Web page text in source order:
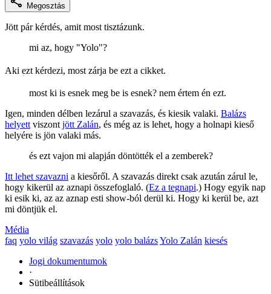
Megosztás
Jött pár kérdés, amit most tisztázunk.
mi az, hogy "Yolo"?
Aki ezt kérdezi, most zárja be ezt a cikket.
most ki is esnek meg be is esnek? nem értem én ezt.
Igen, minden délben lezárul a szavazás, és kiesik valaki. Balázs
helyett viszont jött Zalán, és még az is lehet, hogy a holnapi kieső
helyére is jön valaki más.
és ezt vajon mi alapján döntötték el a zemberek?
Itt lehet szavazni a kiesőről. A szavazás direkt csak azután zárul le,
hogy kikerül az aznapi összefoglaló. (Ez a tegnapi.) Hogy egyik nap
ki esik ki, az az aznap esti show-ból derül ki. Hogy ki kerül be, azt
mi döntjük el.
Média
faq yolo világ szavazás yolo yolo balázsYolo Zalán kiesés
Jogi dokumentumok
·
Sütibeállítások